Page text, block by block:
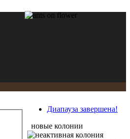
Диапауза завершена!
новые колонии